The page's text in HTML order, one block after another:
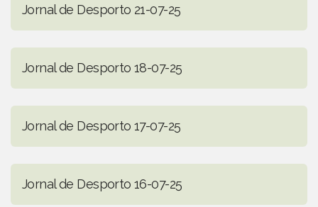
Jornal de Desporto 21-07-25
Jornal de Desporto 18-07-25
Jornal de Desporto 17-07-25
Jornal de Desporto 16-07-25